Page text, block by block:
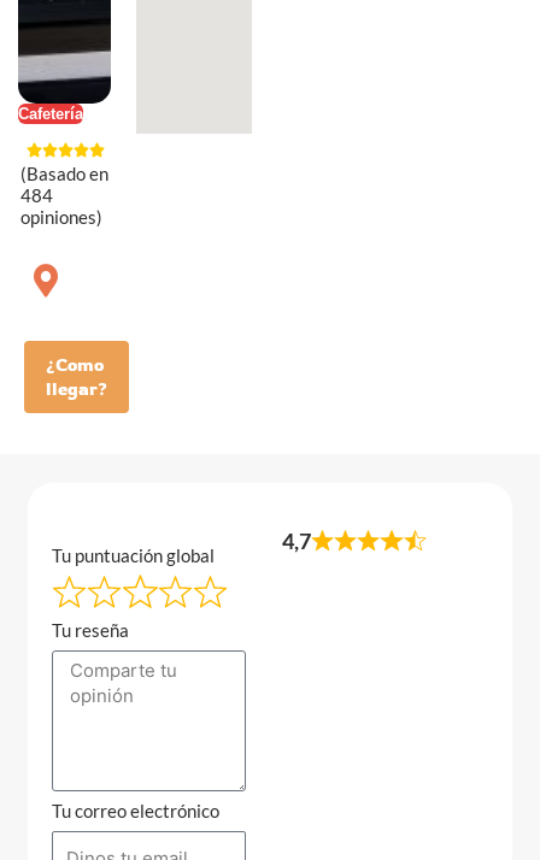
Cafetería
(Basado en
484
opiniones)
¿Como
llegar?
Tu puntuación global
Tu reseña
Tu correo electrónico
4,7